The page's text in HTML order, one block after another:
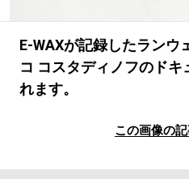
E-WAXが記録したランウ
コ コスタディノフのド
れます。
この画像の